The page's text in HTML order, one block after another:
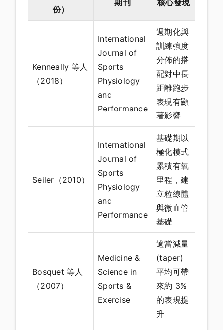
份）
期刊 核心發現
Kenneally 等人
（2018）
International
Journal of
Sports
Physiology
and
Performance
週期化與
訓練強度
分佈的搭
配對中長
距離跑步
表現有顯
著影響
Seiler（2010）
International
Journal of
Sports
Physiology
and
Performance
基礎期以
極化模式
累積有氧
里程，建
立粒線體
與微血管
基礎
Bosquet 等人
（2007）
Medicine &
Science in
Sports &
Exercise
適當減量
(taper)
平均可帶
來約 3%
的表現提
升